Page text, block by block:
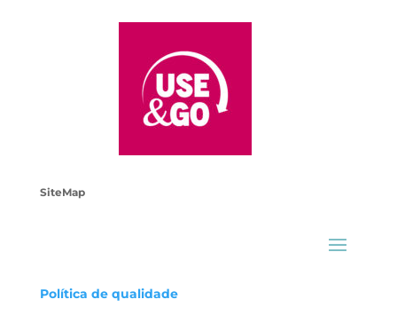
SiteMap
Política de qualidade